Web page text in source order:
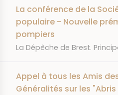
La conférence de la
populaire - Nouvelle
pompiers
JOURNAL
La Dépêche de Brest.
Appel à tous les Amis
Généralités sur les